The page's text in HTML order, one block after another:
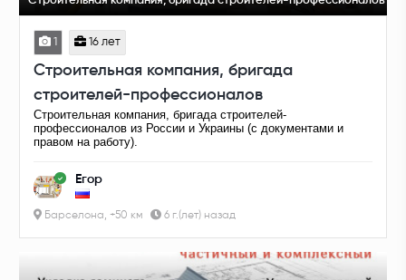
1 16 лет
Строительная компания, бригада
строителей-профессионалов
Строительная компания, бригада строителей-
профессионалов из России и Украины (с документами и
правом на работу).
Егор
Барселона, +50 км 6 г.(лет) назад